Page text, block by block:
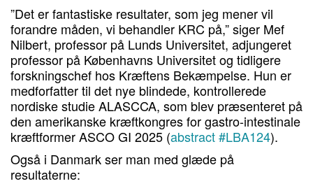
”Det er fantastiske resultater, som jeg mener vil
forandre måden, vi behandler KRC på,” siger Mef
Nilbert, professor på Lunds Universitet, adjungeret
professor på Københavns Universitet og tidligere
forskningschef hos Kræftens Bekæmpelse. Hun er
medforfatter til det nye blindede, kontrollerede
nordiske studie ALASCCA, som blev præsenteret på
den amerikanske kræftkongres for gastro-intestinale
kræftformer ASCO GI 2025 (abstract #LBA124).
Også i Danmark ser man med glæde på
resultaterne: